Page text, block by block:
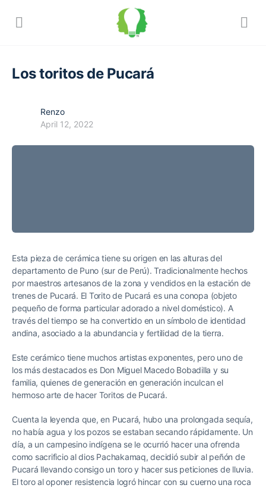
Los toritos de Pucará
Renzo
April 12, 2022
Esta pieza de cerámica tiene su origen en las alturas del
departamento de Puno (sur de Perú). Tradicionalmente hechos
por maestros artesanos de la zona y vendidos en la estación de
trenes de Pucará. El Torito de Pucará es una conopa (objeto
pequeño de forma particular adorado a nivel doméstico). A
través del tiempo se ha convertido en un símbolo de identidad
andina, asociado a la abundancia y fertilidad de la tierra.
Este cerámico tiene muchos artistas exponentes, pero uno de
los más destacados es Don Miguel Macedo Bobadilla y su
familia, quienes de generación en generación inculcan el
hermoso arte de hacer Toritos de Pucará.
Cuenta la leyenda que, en Pucará, hubo una prolongada sequía,
no había agua y los pozos se estaban secando rápidamente. Un
día, a un campesino indígena se le ocurrió hacer una ofrenda
como sacrificio al dios Pachakamaq, decidió subir al peñón de
Pucará llevando consigo un toro y hacer sus peticiones de lluvia.
El toro al oponer resistencia logró hincar con su cuerno una roca